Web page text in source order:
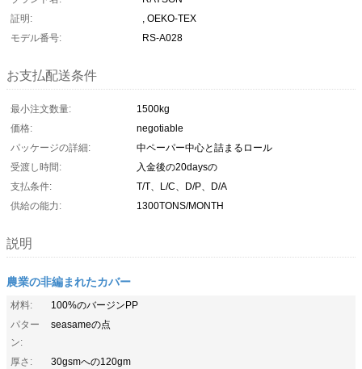
証明:
, OEKO-TEX
モデル番号:
RS-A028
お支払配送条件
最小注文数量:
1500kg
価格:
negotiable
パッケージの詳細:
中ペーパー中心と詰まるロール
受渡し時間:
入金後の20daysの
支払条件:
T/T、L/C、D/P、D/A
供給の能力:
1300TONS/MONTH
説明
農業の非編まれたカバー
材料:
100%のバージンPP
パター
ン:
seasameの点
厚さ:
30gsmへの120gm